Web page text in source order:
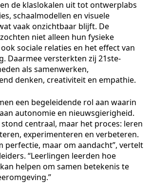
de klaslokalen uit tot ontwerplabs
schaalmodellen en visuele
vaak onzichtbaar blijft. De
niet alleen hun fysieke
sociale relaties en het effect van
Daarmee versterkten zij 21ste-
als samenwerken,
denken, creativiteit en empathie.
een begeleidende rol aan waarin
autonomie en nieuwsgierigheid.
centraal, maar het proces: leren
experimenteren en verbeteren.
perfectie, maar om aandacht”, vertelt
“Leerlingen leerden hoe
helpen om samen betekenis te